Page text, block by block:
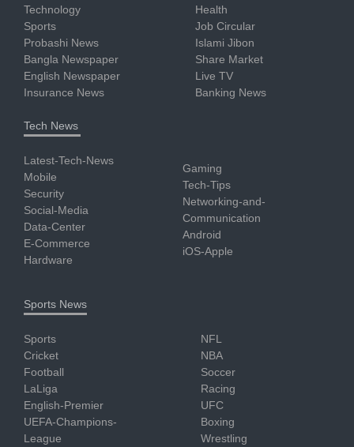
Technology
Sports
Probashi News
Bangla Newspaper
English Newspaper
Insurance News
Health
Job Circular
Islami Jibon
Share Market
Live TV
Banking News
Tech News
Latest-Tech-News
Mobile
Security
Social-Media
Data-Center
E-Commerce
Hardware
Gaming
Tech-Tips
Networking-and-
Communication
Android
iOS-Apple
Sports News
Sports
Cricket
Football
LaLiga
English-Premier
UEFA-Champions-
League
NFL
NBA
Soccer
Racing
UFC
Boxing
Wrestling